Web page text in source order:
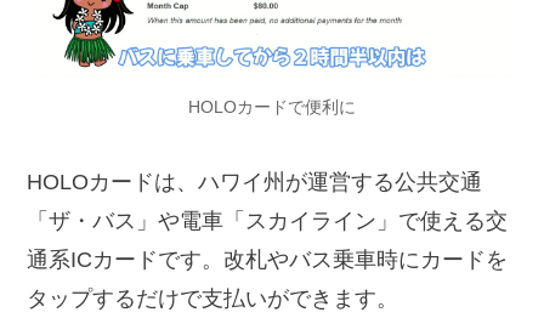
HOLOカードで便利に
HOLOカードは、ハワイ州が運営する公共交通
「ザ・バス」や電車「スカイライン」で使える交
通系ICカードです。改札やバス乗車時にカードを
タップするだけで支払いができます。